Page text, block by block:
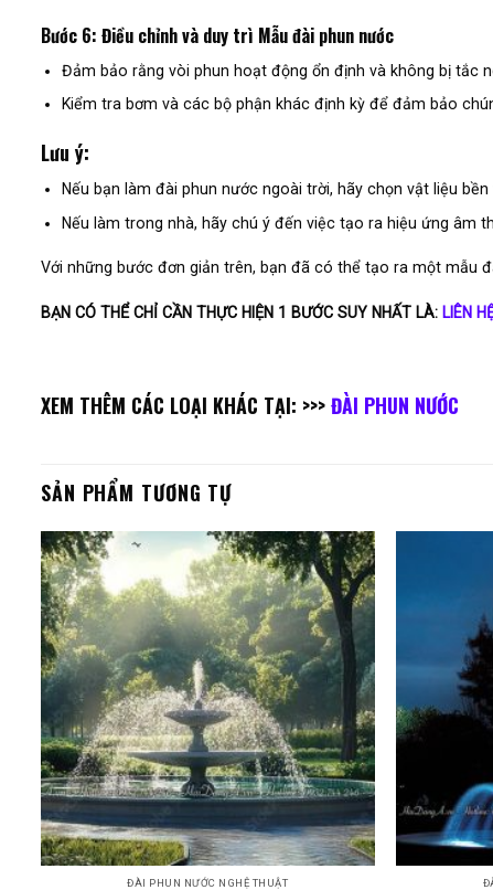
Bước 6: Điều chỉnh và duy trì Mẫu đài phun nước
Đảm bảo rằng vòi phun hoạt động ổn định và không bị tắc
Kiểm tra bơm và các bộ phận khác định kỳ để đảm bảo
Lưu ý:
Nếu bạn làm đài phun nước ngoài trời, hãy chọn vật liệu
Nếu làm trong nhà, hãy chú ý đến việc tạo ra hiệu ứng âm
Với những bước đơn giản trên, bạn đã có thể tạo ra một mẫu
BẠN CÓ THỂ CHỈ CẦN THỰC HIỆN 1 BƯỚC SUY NHẤT LÀ: LIÊN
XEM THÊM CÁC LOẠI KHÁC TẠI: >>>ĐÀI PHUN NƯỚC
SẢN PHẨM TƯƠNG TỰ
ĐÀI PHUN NƯỚC NGHỆ THUẬT